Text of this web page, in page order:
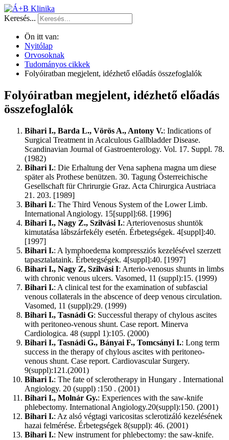
Keresés...
Ön itt van:
Nyitólap
Orvosoknak
Tudományos cikkek
Folyóiratban megjelent, idézhető előadás összefoglalók
Folyóiratban megjelent, idézhető előadás
összefoglalók
Bihari I., Barda L., Vörös A., Antony V.: Indications of
Surgical Treatment in Acalculous Gallbladder Disease.
Scandinavian Journal of Gastroenterology. Vol. 17. Suppl. 78.
(1982)
Bihari I.: Die Erhaltung der Vena saphena magna um diese
später als Prothese benützen. 30. Tagung Österreichische
Gesellschaft für Chrirurgie Graz. Acta Chirurgica Austriaca
21. 203. [1989]
Bihari I.: The Third Venous System of the Lower Limb.
International Angiology. 15[suppl]:68. [1996]
Bihari I., Nagy Z., Szilvási I.: Arteriovenosus shuntök
kimutatása lábszárfekély esetén. Érbetegségek. 4[suppl]:40.
[1997]
Bihari I.: A lymphoedema kompressziós kezelésével szerzett
tapasztalataink. Érbetegségek. 4[suppl]:40. [1997]
Bihari I., Nagy Z, Szilvási I: Arterio-venosus shunts in limbs
with chronic venous ulcers. Vasomed, 11 (suppl):15. (1999)
Bihari I.: A clinical test for the examination of subfascial
venous collaterals in the abscence of deep venous circulation.
Vasomed, 11 (suppl):29. (1999)
Bihari I., Tasnádi G: Successful therapy of chylous ascites
with peritoneo-venous shunt. Case report. Minerva
Cardiologica. 48 (suppl 1):105. (2000)
Bihari I., Tasnádi G., Bányai F., Tomcsányi I.: Long term
success in the therapy of chylous ascites with peritoneo-
venous shunt. Case report. Cardiovascular Surgery.
9(suppl):121.(2001)
Bihari I.: The fate of sclerotherapy in Hungary . International
Angiology. 20 (suppl) :150 . (2001)
Bihari I., Molnár Gy.: Experiences with the saw-knife
phlebectomy. International Angiology.20(suppl):150. (2001)
Bihari I.: Az alsó végtagi varicositas sclerotizáló kezelésének
hazai felmérése. Érbetegségek 8(suppl): 46. (2001)
Bihari I.: New instrument for phlebectomy: the saw-knife.